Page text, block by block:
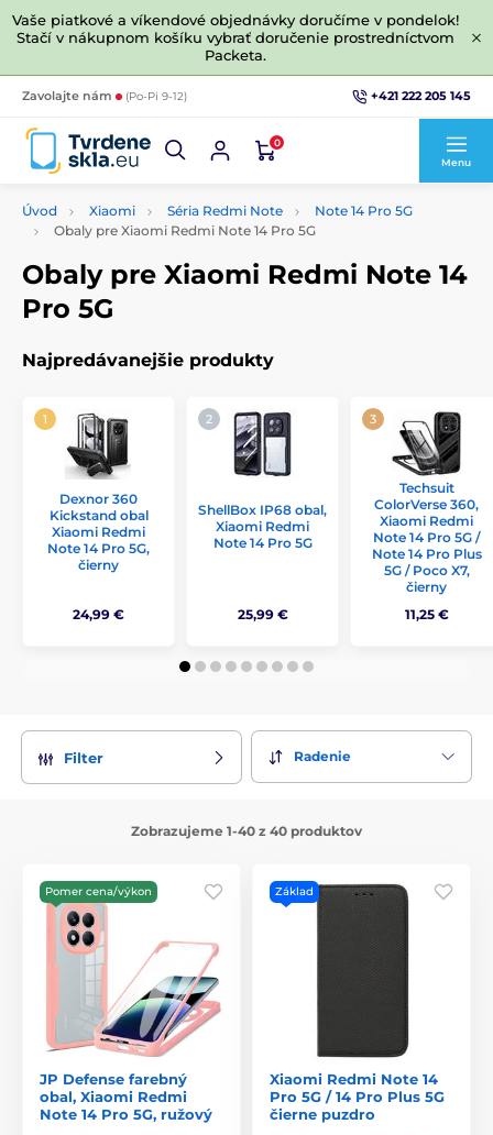
Vaše piatkové a víkendové objednávky doručíme v pondelok!
Stačí v nákupnom košíku vybrať doručenie prostredníctvom
Packeta.
Zavolajte nám (Po-Pi 9-12) +421 222 205 145
0
Menu
Úvod Xiaomi Séria Redmi Note
Note 14 Pro 5G
Obaly pre Xiaomi Redmi Note 14 Pro 5G
Obaly pre Xiaomi Redmi Note 14
Pro 5G
Najpredávanejšie produkty
Dexnor 360
Kickstand obal
Xiaomi Redmi
Note 14 Pro 5G,
čierny
24,99 €
ShellBox IP68 obal,
Xiaomi Redmi
Note 14 Pro 5G
25,99 €
Techsuit
ColorVerse 360,
Xiaomi Redmi
Note 14 Pro 5G /
Note 14 Pro Plus
5G / Poco X7,
čierny
11,25 €
Filter Radenie
Zobrazujeme 1-40 z 40 produktov
Pomer cena/výkon
JP Defense farebný
obal, Xiaomi Redmi
Note 14 Pro 5G, ružový
Základ
Xiaomi Redmi Note 14
Pro 5G / 14 Pro Plus 5G
čierne puzdro